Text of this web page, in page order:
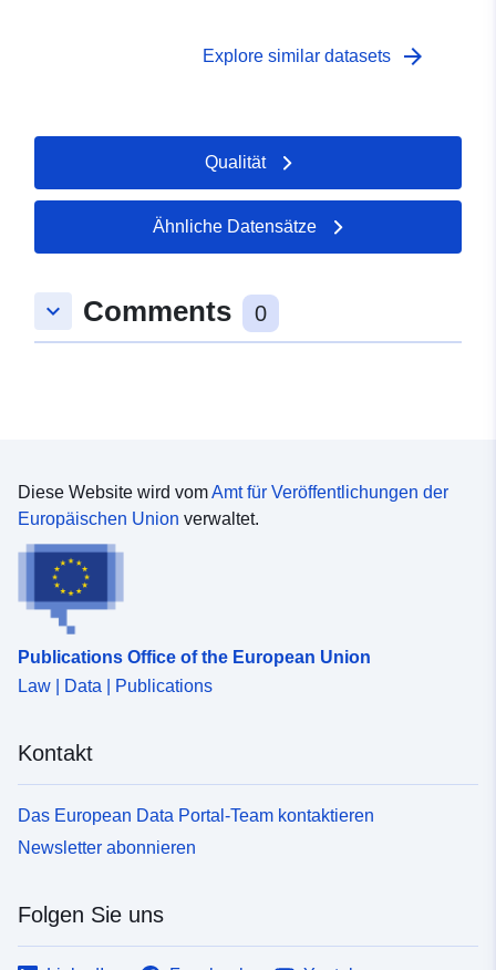
Explore similar datasets arrow_forward
Qualität
Ähnliche Datensätze
keyboard_arrow_down Comments 0
Diese Website wird vomAmt für Veröffentlichungen der
Europäischen Union verwaltet.
Publications Office of the European Union
Law | Data | Publications
Kontakt
Das European Data Portal-Team kontaktieren
Newsletter abonnieren
Folgen Sie uns